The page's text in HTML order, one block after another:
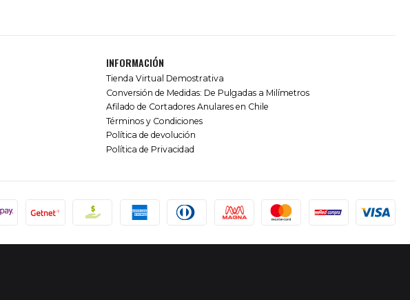
INFORMACIÓN
Tienda Virtual Demostrativa
Conversión de Medidas: De Pulgadas a Milímetros
Afilado de Cortadores Anulares en Chile
Términos y Condiciones
Política de devolución
Política de Privacidad